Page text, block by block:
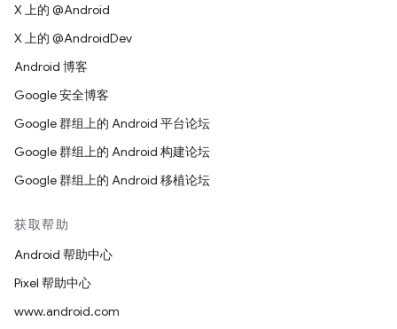
X 上的 @Android
X 上的 @AndroidDev
Android 博客
Google 安全博客
Google 群组上的 Android 平台论坛
Google 群组上的 Android 构建论坛
Google 群组上的 Android 移植论坛
获取帮助
Android 帮助中心
Pixel 帮助中心
www.android.com